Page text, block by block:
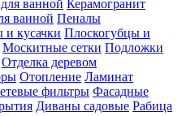
ванной Керамогранит
ванной Пеналы
и кусачки Плоскогубцы и
Москитные сетки Подложки
Отделка деревом
Отопление Ламинат
фильтры Фасадные
Диваны садовые Рабица